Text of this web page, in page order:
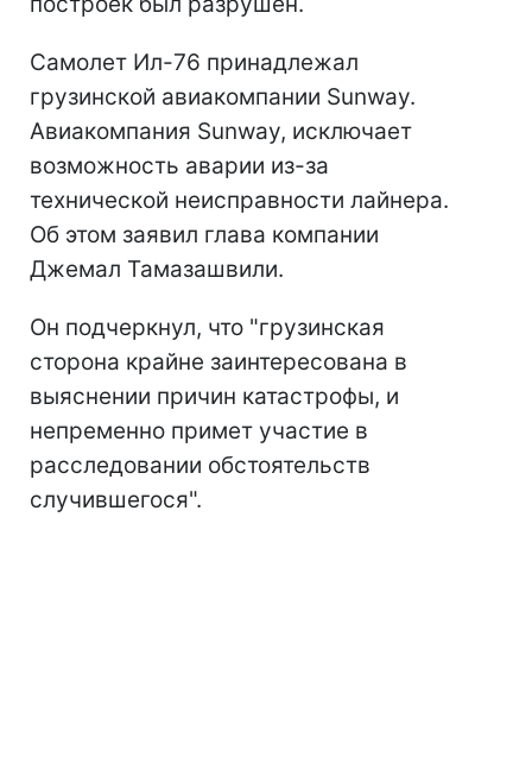
Самолет Ил-76 принадлежал
грузинской авиакомпании Sunway.
Авиакомпания Sunway, исключает
возможность аварии из-за
технической неисправности лайнера.
Об этом заявил глава компании
Джемал Тамазашвили.
Он подчеркнул, что "грузинская
сторона крайне заинтересована в
выяснении причин катастрофы, и
непременно примет участие в
расследовании обстоятельств
случившегося".